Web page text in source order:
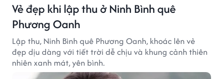
Vẻ đẹp khi lập thu ở Ninh Bình quê
Phương Oanh
Lập thu, Ninh Bình quê Phương Oanh, khoác lên vẻ
đẹp dịu dàng với tiết trời dễ chịu và khung cảnh thiên
nhiên xanh mát, yên bình.